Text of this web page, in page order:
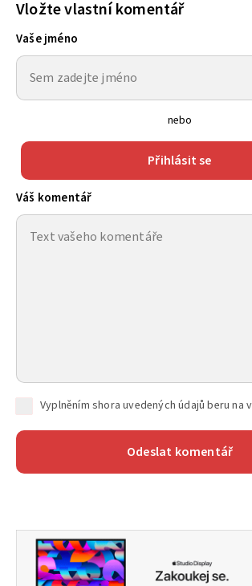
Vložte vlastní komentář
Vaše jméno
nebo
Přihlásit se
Váš komentář